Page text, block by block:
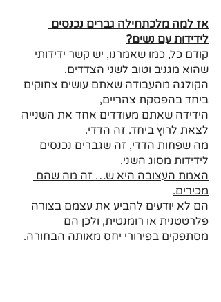
אז למה מלכתחילה גברים נכנסים
לידידות עם נשים?
קודם כל, כמו שאמרנו, יש קשר ידידותי
שהוא מגניב וטוב לשני הצדדים.
הקולגה מהעבודה שאתם עושים צחוקים
ביחד בהפסקת צהריים,
הידידה שאתם מעודדים אחד את השנייה
לצאת לרוץ ביחד. זה הדדי.
מה שפחות הדדי, זה שגברים נכנסים
לידידות מסוג השני.
האמת העצובה היא ש… זה מה שהם
מכירים.
הם לא יודעים להביע את עצמם בצורה
פלרטטנית או רומנטית, ולכן הם
מסתפקים בפירורי יחס מאותה הבחורה.